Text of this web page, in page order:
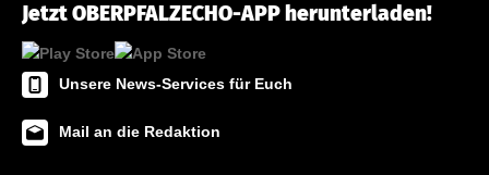
Jetzt OBERPFALZECHO-APP herunterladen!
Unsere News-Services für Euch
Mail an die Redaktion